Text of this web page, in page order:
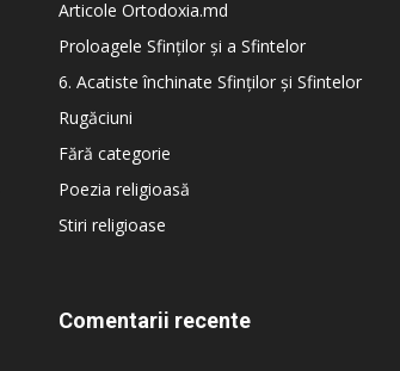
Articole Ortodoxia.md
Proloagele Sfinților și a Sfintelor
6. Acatiste închinate Sfinților și Sfintelor
Rugăciuni
Fără categorie
Poezia religioasă
Stiri religioase
Comentarii recente